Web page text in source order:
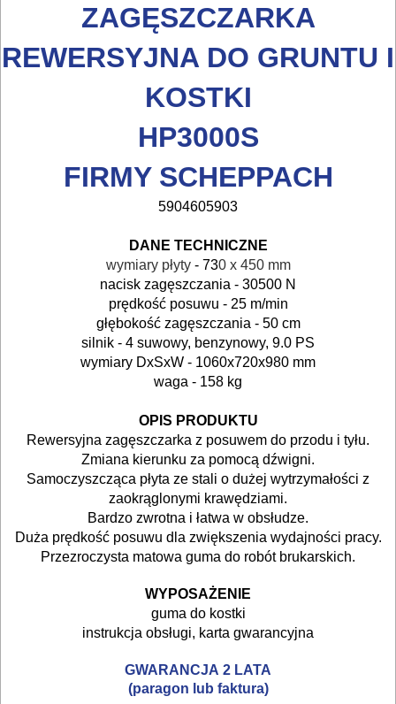
BUDOWLANE
I
GLAZURNICZE
MASZYNKI
BUDOWLANE
MASZYNY
NARZĘDZIA
BRUKARSKIE
agregaty
betoniarki
frezarki
betonu
nagrzewnice
narzędzia
ZAGĘSZCZARKA
REWERSYJNA DO GRUNTU I
KOSTKI
HP3000S
FIRMY SCHEPPACH
5904605903
DANE TECHNICZNE
wymiary płyty- 730 x 450 mm
nacisk zagęszczania - 30500 N
prędkość posuwu - 25 m/min
głębokość zagęszczania - 50 cm
silnik - 4 suwowy, benzynowy, 9.0 PS
wymiary DxSxW - 1060x720x980 mm
waga - 158 kg
OPIS PRODUKTU
Rewersyjna zagęszczarka z posuwem do przodu i tyłu.
Zmiana kierunku za pomocą dźwigni.
Samoczyszcząca płyta ze stali o dużej wytrzymałości z
zaokrąglonymi krawędziami.
Bardzo zwrotna i łatwa w obsłudze.
Duża prędkość posuwu dla zwiększenia wydajności pracy.
Przezroczysta matowa guma do robót brukarskich.
WYPOSAŻENIE
guma do kostki
instrukcja obsługi, karta gwarancyjna
GWARANCJA 2 LATA
(paragon lub faktura)